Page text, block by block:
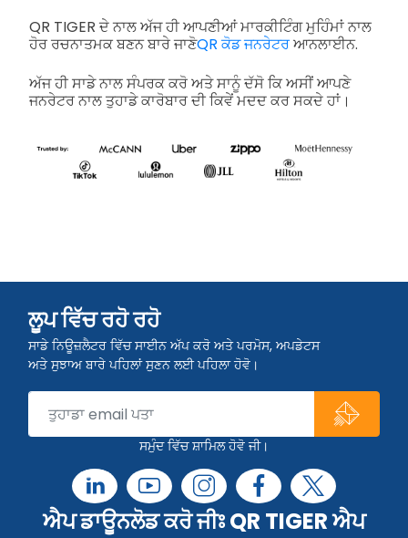
QR TIGER ਦੇ ਨਾਲ ਅੱਜ ਹੀ ਆਪਣੀਆਂ ਮਾਰਕੀਟਿੰਗ ਮੁਹਿੰਮਾਂ ਨਾਲ
ਹੋਰ ਰਚਨਾਤਮਕ ਬਣਨ ਬਾਰੇ ਜਾਣੋQR ਕੋਡ ਜਨਰੇਟਰਆਨਲਾਈਨ.
ਅੱਜ ਹੀ ਸਾਡੇ ਨਾਲ ਸੰਪਰਕ ਕਰੋ ਅਤੇ ਸਾਨੂੰ ਦੱਸੋ ਕਿ ਅਸੀਂ ਆਪਣੇ
ਜਨਰੇਟਰ ਨਾਲ ਤੁਹਾਡੇ ਕਾਰੋਬਾਰ ਦੀ ਕਿਵੇਂ ਮਦਦ ਕਰ ਸਕਦੇ ਹਾਂ।
ਲੂਪ ਵਿੱਚ ਰਹੋ ਰਹੋ
ਸਾਡੇ ਨਿਊਜ਼ਲੈਟਰ ਵਿੱਚ ਸਾਈਨ ਅੱਪ ਕਰੋ ਅਤੇ ਪਰਮੋਸ, ਅਪਡੇਟਸ
ਅਤੇ ਸੁਝਾਅ ਬਾਰੇ ਪਹਿਲਾਂ ਸੁਣਨ ਲਈ ਪਹਿਲਾ ਹੋਵੋ।
ਸਮੁੰਦ ਵਿੱਚ ਸ਼ਾਮਿਲ ਹੋਵੋ ਜੀ।
ਐਪ ਡਾਊਨਲੋਡ ਕਰੋ ਜੀਃ QR TIGER ਐਪ